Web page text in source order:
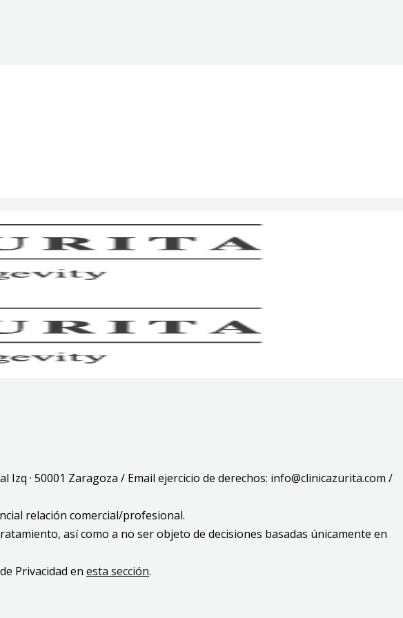
Izq · 50001 Zaragoza / Email ejercicio de derechos: info@clinicazurita.com /
relación comercial/profesional.
así como a no ser objeto de decisiones basadas únicamente en
Privacidad en esta sección.